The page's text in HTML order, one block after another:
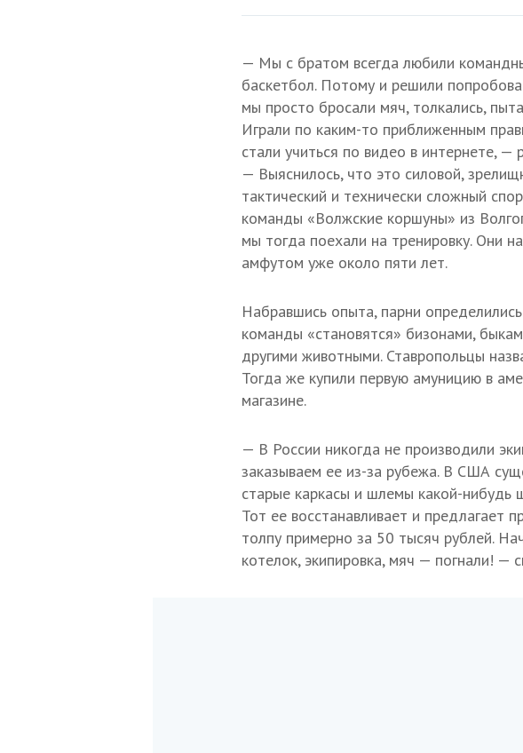
— Мы с братом всегда любили
баскетбол. Потому и решили
мы просто бросали мяч, толкались,
Играли по каким-то приближенным
стали учиться по видео в интернете, —
— Выяснилось, что это силовой,
тактический и технически сложный
команды «Волжские коршуны» из
мы тогда поехали на тренировку. Они
амфутом уже около пяти лет.
Набравшись опыта, парни
команды «становятся» бизонами,
другими животными. Ставропольцы
Тогда же купили первую амуницию в
магазине.
— В России никогда не производили
заказываем ее из-за рубежа. В США
старые каркасы и шлемы какой-
Тот ее восстанавливает и предлагает
толпу примерно за 50 тысяч рублей.
котелок, экипировка, мяч — погнали! —